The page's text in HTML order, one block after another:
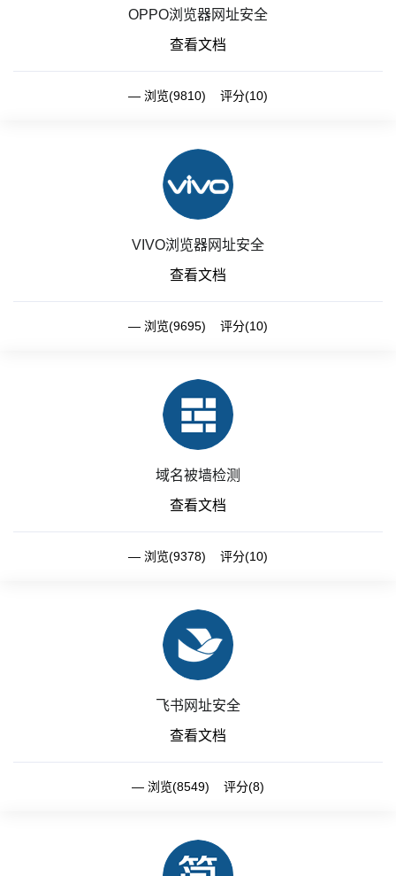
OPPO浏览器网址安全
查看文档
浏览(9810) 评分(10)
VIVO浏览器网址安全
查看文档
浏览(9695) 评分(10)
域名被墙检测
查看文档
浏览(9378) 评分(10)
飞书网址安全
查看文档
浏览(8549) 评分(8)